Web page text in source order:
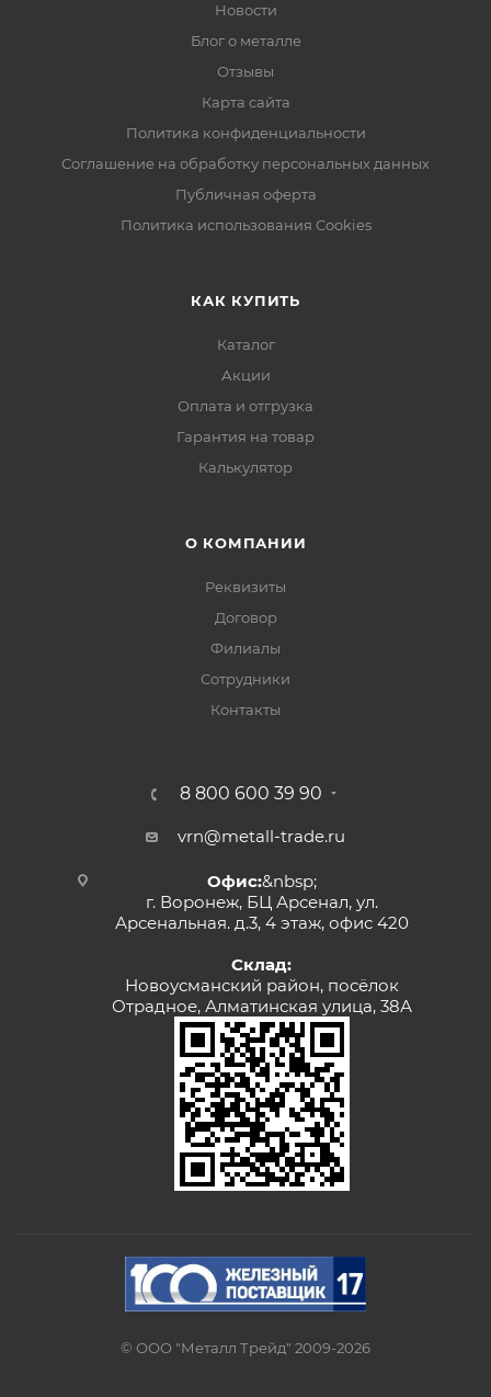
Новости
Блог о металле
Отзывы
Карта сайта
Политика конфиденциальности
Соглашение на обработку персональных данных
Публичная оферта
Политика использования Cookies
КАК КУПИТЬ
Каталог
Акции
Оплата и отгрузка
Гарантия на товар
Калькулятор
О КОМПАНИИ
Реквизиты
Договор
Филиалы
Сотрудники
Контакты
8 800 600 39 90
vrn@metall-trade.ru
Офис:&nbsp;
г. Воронеж, БЦ Арсенал, ул.
Арсенальная. д.3, 4 этаж, офис 420
Склад:
Новоусманский район, посёлок
Отрадное, Алматинская улица, 38А
© ООО "Металл Трейд" 2009-2026